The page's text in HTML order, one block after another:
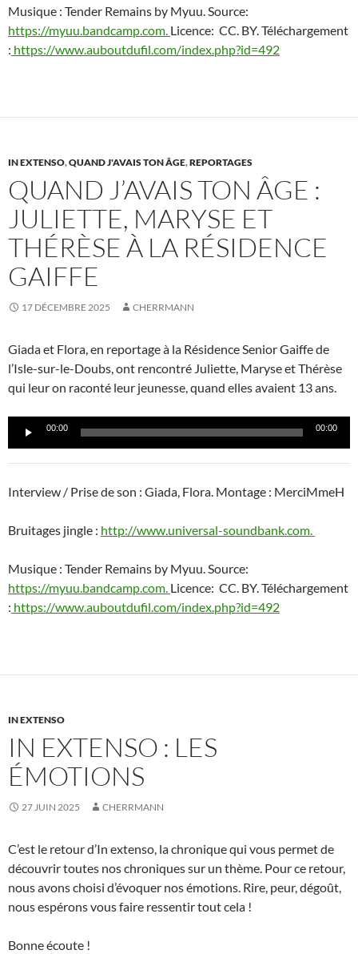
Musique : Tender Remains by Myuu. Source:
https://myuu.bandcamp.com. Licence: CC. BY. Téléchargement
: https://www.auboutdufil.com/index.php?id=492
IN EXTENSO,QUAND J'AVAIS TON ÂGE,REPORTAGES
QUAND J’AVAIS TON ÂGE :
JULIETTE, MARYSE ET
THÉRÈSE À LA RÉSIDENCE
GAIFFE
17 DÉCEMBRE 2025 CHERRMANN
Giada et Flora, en reportage à la Résidence Senior Gaiffe de
l’Isle-sur-le-Doubs, ont rencontré Juliette, Maryse et Thérèse
qui leur on raconté leur jeunesse, quand elles avaient 13 ans.
Lecteur00:00 00:00
Interview / Prise de son : Giada, Flora. Montage : MerciMmeH
Bruitages jingle : http://www.universal-soundbank.com.
Musique : Tender Remains by Myuu. Source:
https://myuu.bandcamp.com. Licence: CC. BY. Téléchargement
: https://www.auboutdufil.com/index.php?id=492
IN EXTENSO
IN EXTENSO : LES
ÉMOTIONS
27 JUIN 2025 CHERRMANN
C’est le retour d’In extenso, la chronique qui vous permet de
découvrir toutes nos chroniques sur un thème. Pour ce retour,
nous avons choisi d’évoquer nos émotions. Rire, peur, dégoût,
nous espérons vous faire ressentir tout cela !
Bonne écoute !